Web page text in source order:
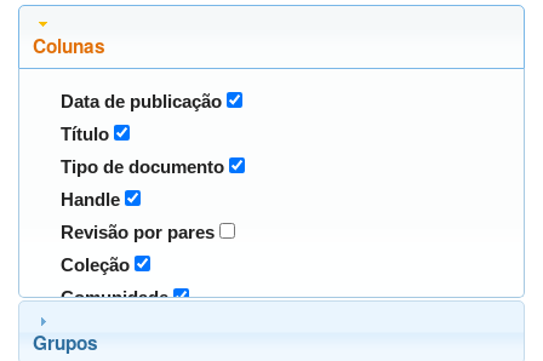
Colunas
Data de publicação
Título
Tipo de documento
Handle
Revisão por pares
Coleção
Comunidade
Grupos